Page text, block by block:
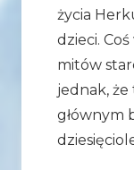
życia
dzieci.
mitów
jednak, że
głównym